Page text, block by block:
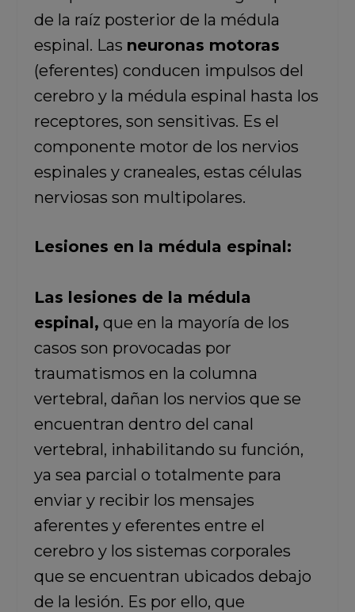
de la raíz posterior de la médula
espinal. Las neuronas motoras
(eferentes) conducen impulsos del
cerebro y la médula espinal hasta los
receptores, son sensitivas. Es el
componente motor de los nervios
espinales y craneales, estas células
nerviosas son multipolares.
Lesiones en la médula espinal:
Las lesiones de la médula
espinal, que en la mayoría de los
casos son provocadas por
traumatismos en la columna
vertebral, dañan los nervios que se
encuentran dentro del canal
vertebral, inhabilitando su función,
ya sea parcial o totalmente para
enviar y recibir los mensajes
aferentes y eferentes entre el
cerebro y los sistemas corporales
que se encuentran ubicados debajo
de la lesión. Es por ello, que